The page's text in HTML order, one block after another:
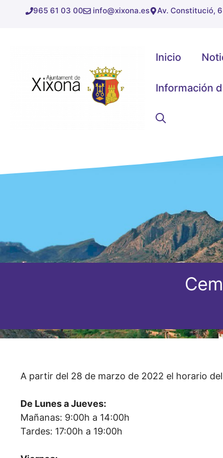
965 61 03 00 info@xixona.es Av. Constitució,
Inicio
Información
A partir del 28 de marzo de 2022 el horario
De Lunes a Jueves:
Mañanas: 9:00h a 14:00h
Tardes: 17:00h a 19:00h